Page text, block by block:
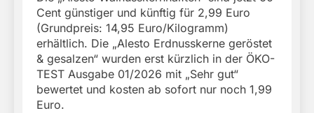
Cent günstiger und künftig für 2,99 Euro
(Grundpreis: 14,95 Euro/Kilogramm)
erhältlich. Die „Alesto Erdnusskerne geröstet
& gesalzen“ wurden erst kürzlich in der ÖKO-
TEST Ausgabe 01/2026 mit „Sehr gut“
bewertet und kosten ab sofort nur noch 1,99
Euro.